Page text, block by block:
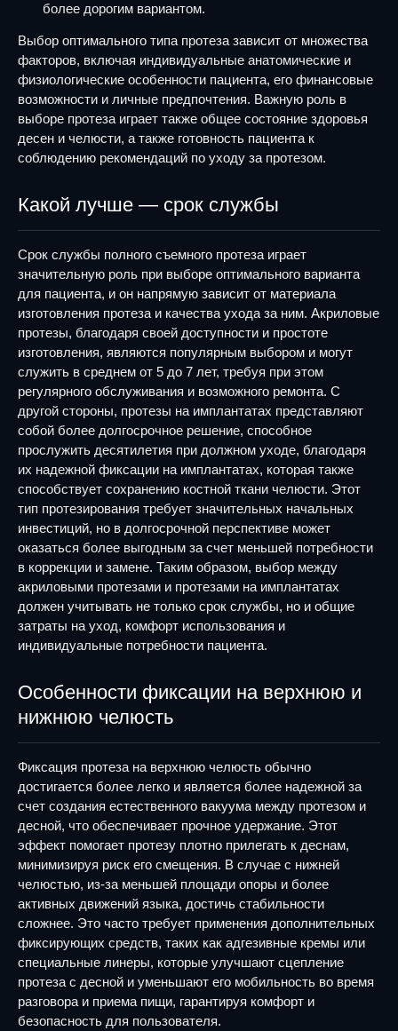
более дорогим вариантом.
Выбор оптимального типа протеза зависит от множества
факторов, включая индивидуальные анатомические и
физиологические особенности пациента, его финансовые
возможности и личные предпочтения. Важную роль в
выборе протеза играет также общее состояние здоровья
десен и челюсти, а также готовность пациента к
соблюдению рекомендаций по уходу за протезом.
Какой лучше — срок службы
Срок службы полного съемного протеза играет
значительную роль при выборе оптимального варианта
для пациента, и он напрямую зависит от материала
изготовления протеза и качества ухода за ним. Акриловые
протезы, благодаря своей доступности и простоте
изготовления, являются популярным выбором и могут
служить в среднем от 5 до 7 лет, требуя при этом
регулярного обслуживания и возможного ремонта. С
другой стороны, протезы на имплантатах представляют
собой более долгосрочное решение, способное
прослужить десятилетия при должном уходе, благодаря
их надежной фиксации на имплантатах, которая также
способствует сохранению костной ткани челюсти. Этот
тип протезирования требует значительных начальных
инвестиций, но в долгосрочной перспективе может
оказаться более выгодным за счет меньшей потребности
в коррекции и замене. Таким образом, выбор между
акриловыми протезами и протезами на имплантатах
должен учитывать не только срок службы, но и общие
затраты на уход, комфорт использования и
индивидуальные потребности пациента.
Особенности фиксации на верхнюю и
нижнюю челюсть
Фиксация протеза на верхнюю челюсть обычно
достигается более легко и является более надежной за
счет создания естественного вакуума между протезом и
десной, что обеспечивает прочное удержание. Этот
эффект помогает протезу плотно прилегать к деснам,
минимизируя риск его смещения. В случае с нижней
челюстью, из-за меньшей площади опоры и более
активных движений языка, достичь стабильности
сложнее. Это часто требует применения дополнительных
фиксирующих средств, таких как адгезивные кремы или
специальные линеры, которые улучшают сцепление
протеза с десной и уменьшают его мобильность во время
разговора и приема пищи, гарантируя комфорт и
безопасность для пользователя.